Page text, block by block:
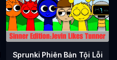
Sprunki Phiên Bản Tội Lỗi